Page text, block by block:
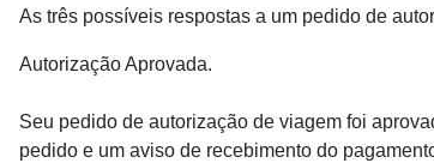
As três possíveis respostas a um pedido de
Autorização Aprovada.
Seu pedido de autorização de viagem foi
pedido e um aviso de recebimento do